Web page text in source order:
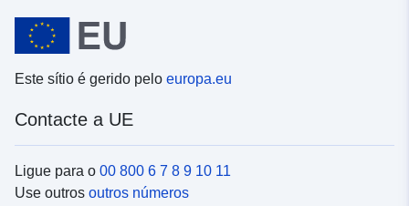
Este sítio é gerido pelo europa.eu
Contacte a UE
Ligue para o 00 800 6 7 8 9 10 11
Use outros outros números